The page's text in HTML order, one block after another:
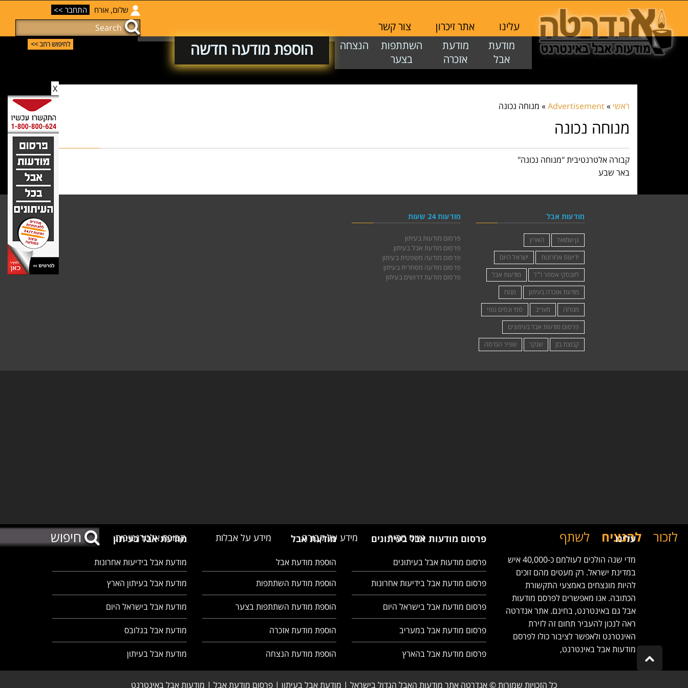
X
עלינו אתר זיכרון
צור קשר
מודעת
אבל
מודעת
אזכרה
השתתפות
בצער
הנצחה הוספת מודעה חדשה
שלום, אורח התחבר >>
לחיפוש רחב >>
ראשי »
Advertisement
» מנוחה נכונה
מנוחה נכונה
קבורה אלטרנטיבית "מנוחה נכונה"
באר שבע
מודעות אבל
גן שמואל
הארץ
ידיעות אחרונות
ישראל היום
לזובסקי אסתר ז״ל
מודעות אבל
מודעת אזכרה בעיתון
מנוח
מנוחה
מעריב
סמי ונסים נופי
פרסום מודעות אבל בעיתונים
קבוצת בזן
שנקר שפיר הנדסה
מודעות 24 שעות
פרסום מודעות בעיתון
פרסום מודעת אבל בעיתון
פרסום מודעה משפטית בעיתון
פרסום מודעה מסחרית בעיתון
פרסום מודעת דרושים בעיתון
ניווט מהיר מידע על קבורה מידע על אבלות קבורה אלטרנטיבית לזכור להנציח לשתף עלינו
מדי שנה הולכים לעולמם כ-40,000 איש
במדינת ישראל. רק מעטים מהם זוכים
להיות מונצחים באמצעי התקשורת
הכתובה. אנו מאפשרים לפרסם מודעות
אבל גם באינטרנט, בחינם. אתר אנדרטה
ראה לנכון להעביר תחום זה לזירת
האינטרנט ולאפשר לציבור כולו לפרסם
מודעות אבל באינטרנט,
פרסום מודעות אבל בעיתונים
פרסום מודעות אבל בעיתונים
פרסום מודעת אבל בידיעות אחרונות
פרסום מודעת אבל בישראל היום
פרסום מודעת אבל במעריב
פרסום מודעת אבל בהארץ
מודעת אבל
הוספת מודעת אבל
הוספת מודעת השתתפות
הוספת מודעת השתתפות בצער
הוספת מודעת אזכרה
הוספת מודעת הנצחה
מודעת אבל בעיתון
מודעת אבל בידיעות אחרונות
מודעת אבל בעיתון הארץ
מודעת אבל בישראל היום
מודעת אבל בגלובס
מודעת אבל בעיתון
כל הזכויות שמורות © אנדרטה אתר מודעות האבל הגדול בישראל | מודעת אבל בעיתון | פרסום מודעת אבל | מודעות אבל באינטרנט
to